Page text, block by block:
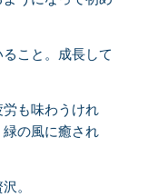
こと。成長して
も味わうけれ
の風に癒され
。